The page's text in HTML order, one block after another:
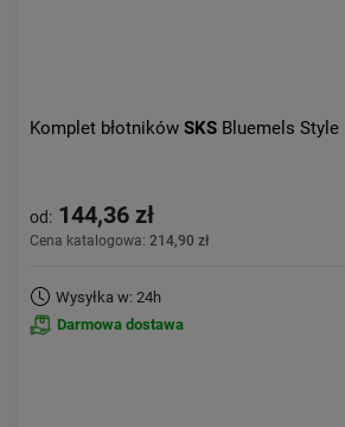
Komplet błotników SKS Bluemels Style
od: 144,36 zł
Cena katalogowa: 214,90 zł
Wysyłka w: 24h
Darmowa dostawa